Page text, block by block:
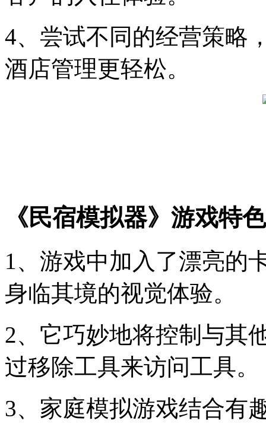
4、尝试不同的经营策略
酒店管理更轻松。
《民宿模拟器》游戏特
1、游戏中加入了漂亮的
身临其境的视觉体验。
2、它巧妙地将控制与其
过移除工具来访问工具。
3、家庭模拟游戏结合有